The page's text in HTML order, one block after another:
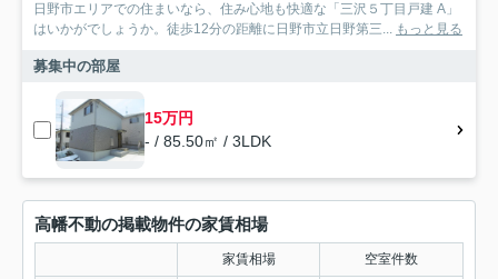
日野市エリアでの住まいなら、住み心地も快適な「三沢５丁目戸建 A」
はいかがでしょうか。徒歩12分の距離に日野市立日野第三... もっと見る
募集中の部屋
15万円
- / 85.50㎡ / 3LDK
高幡不動の掲載物件の家賃相場
家賃相場 空室件数